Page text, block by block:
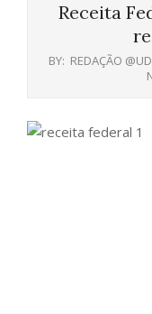
Receita
BY: REDAÇÃO